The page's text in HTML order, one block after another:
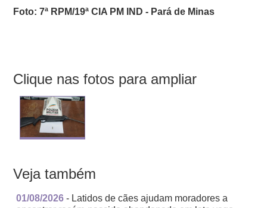
Foto: 7ª RPM/19ª CIA PM IND - Pará de Minas
Clique nas fotos para ampliar
Veja também
01/08/2026 - Latidos de cães ajudam moradores a